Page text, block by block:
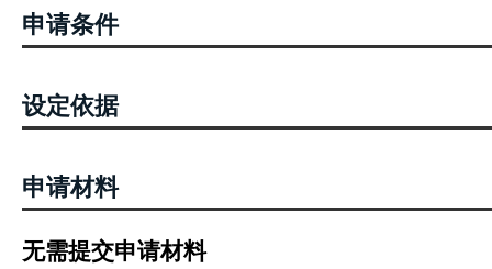
申请条件
设定依据
申请材料
无需提交申请材料